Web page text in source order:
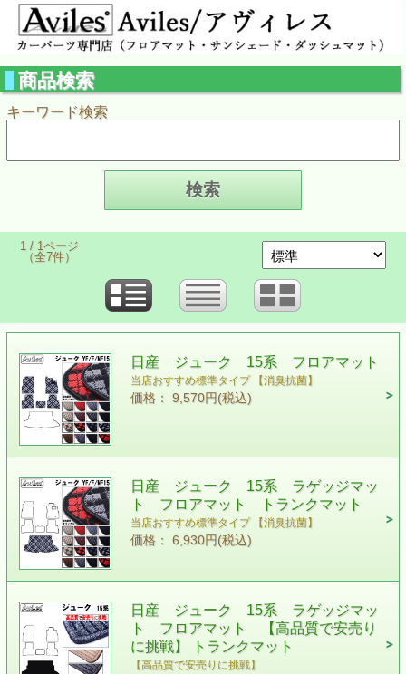
商品検索
キーワード検索
1 / 1ページ
（全7件）
日産 ジューク 15系 フロアマット
当店おすすめ標準タイプ 【消臭抗菌】
価格： 9,570円(税込)
日産 ジューク 15系 ラゲッジマッ
ト フロアマット トランクマット
当店おすすめ標準タイプ 【消臭抗菌】
価格： 6,930円(税込)
日産 ジューク 15系 ラゲッジマッ
ト フロアマット 【高品質で安売り
に挑戦】 トランクマット
【高品質で安売りに挑戦】